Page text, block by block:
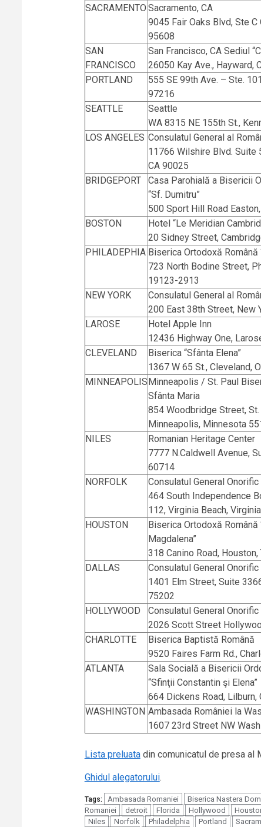
SACRAMENTO Sacramento, CA
9045 Fair Oaks Blvd, Ste C
95608
SAN
FRANCISCO
San Francisco, CA Sediul
26050 Kay Ave., Hayward,
PORTLAND
555 SE 99th Ave. – Ste.
97216
SEATTLE
Seattle
WA 8315 NE 155th St.,
LOS ANGELES Consulatul General al
11766 Wilshire Blvd. Suite
CA 90025
BRIDGEPORT
Casa Parohială a Bisericii
“Sf. Dumitru”
500 Sport Hill Road
BOSTON
Hotel “Le Meridian
20 Sidney Street,
PHILADEPHIA Biserica Ortodoxă Română
723 North Bodine Street,
19123-2913
NEW YORK
Consulatul General al
200 East 38th Street, New
LAROSE
Hotel Apple Inn
12436 Highway One,
CLEVELAND
Biserica “Sfânta Elena”
1367 W 65 St., Cleveland,
MINNEAPOLIS Minneapolis / St. Paul
Sfânta Maria
854 Woodbridge Street,
Minneapolis, Minnesota
NILES
Romanian Heritage Center
7777 N.Caldwell Avenue,
60714
NORFOLK
Consulatul General
464 South Independence
112, Virginia Beach,
HOUSTON
Biserica Ortodoxă Română
Magdalena”
318 Canino Road,
DALLAS
Consulatul General
1401 Elm Street, Suite
75202
HOLLYWOOD
Consulatul General
2026 Scott Street
CHARLOTTE
Biserica Baptistă Română
9520 Faires Farm Rd.,
ATLANTA
Sala Socială a Bisericii
“Sfinţii Constantin şi Elena”
664 Dickens Road, Lilburn,
WASHINGTON Ambasada României la
1607 23rd Street NW
Lista preluatadin comunicatul de presa al
Ghidul alegatorului.
Tags: Ambasada Romaniei Biserica Nastera
Romaniei
detroit Florida Hollywood
Niles
Norfolk Philadelphia Portland